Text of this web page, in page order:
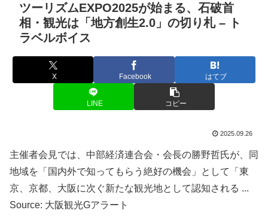
ツーリズムEXPO2025が始まる、石破首
相・ 観光は「地方創生2.0」の切り札 – ト
ラベルボイス
X Facebook はてブ
LINE コピー
2025.09.26
主催者会見では、中部経済連合会・会長の勝野哲氏が、同
地域を「国内外で知ってもらう絶好の機会」として「東
京、京都、大阪に次ぐ新たな観光地として認知される ...
Source: 大阪観光Gアラート